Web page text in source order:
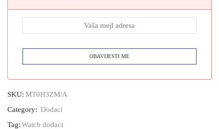
SKU: MT0H3ZM/A
Category: Dodaci
Tag:Watch dodaci